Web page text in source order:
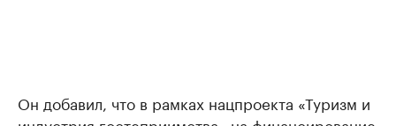
Он добавил, что в рамках нацпроекта «Туризм и